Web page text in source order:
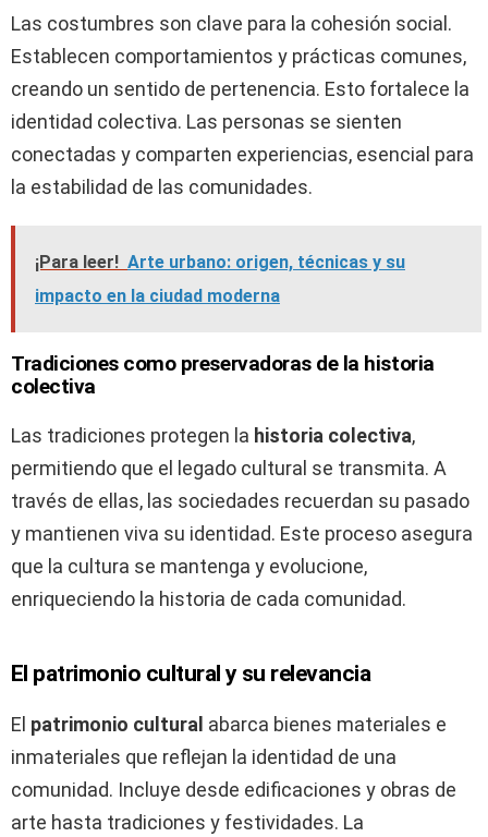
Las costumbres son clave para la cohesión social.
Establecen comportamientos y prácticas comunes,
creando un sentido de pertenencia. Esto fortalece la
identidad colectiva. Las personas se sienten
conectadas y comparten experiencias, esencial para
la estabilidad de las comunidades.
¡Para leer! Arte urbano: origen, técnicas y su
impacto en la ciudad moderna
Tradiciones como preservadoras de la historia
colectiva
Las tradiciones protegen la historia colectiva,
permitiendo que el legado cultural se transmita. A
través de ellas, las sociedades recuerdan su pasado
y mantienen viva su identidad. Este proceso asegura
que la cultura se mantenga y evolucione,
enriqueciendo la historia de cada comunidad.
El patrimonio cultural y su relevancia
El patrimonio cultural abarca bienes materiales e
inmateriales que reflejan la identidad de una
comunidad. Incluye desde edificaciones y obras de
arte hasta tradiciones y festividades. La